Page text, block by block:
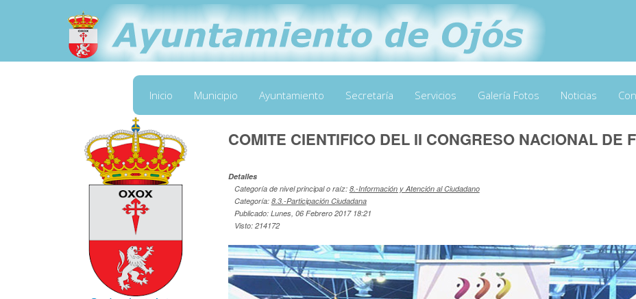
Inicio Municipio Ayuntamiento Secretaría Servicios Galería Fotos Noticias
COMITE CIENTIFICO DEL II CONGRESO NACIONAL DE
Detalles
Categoría de nivel principal o raíz: 8.-Información y Atención al Ciudadano
Categoría: 8.3.-Participación Ciudadana
Publicado: Lunes, 06 Febrero 2017 18:21
Visto: 214172